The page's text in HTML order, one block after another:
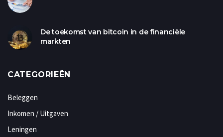
De toekomst van bitcoin in de financiële
markten
CATEGORIEËN
Beleggen
Inkomen / Uitgaven
Leningen